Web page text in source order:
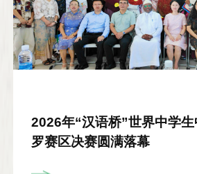
2026年“汉语桥”世界中学
罗赛区决赛圆满落幕